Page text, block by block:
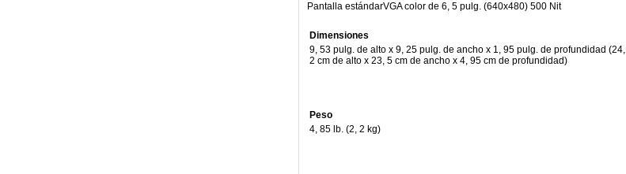
Pantalla estándarVGA color de 6, 5 pulg. (640x480) 500 Nit
Dimensiones
9, 53 pulg. de alto x 9, 25 pulg. de ancho x 1, 95 pulg. de profundidad (24,
2 cm de alto x 23, 5 cm de ancho x 4, 95 cm de profundidad)
Peso
4, 85 lb. (2, 2 kg)